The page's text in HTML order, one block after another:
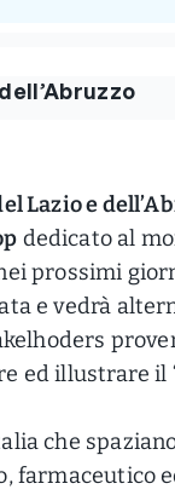
Lazio e
dedicato al
prossimi
e vedrà
ed illustrare il
che
farmaceutico